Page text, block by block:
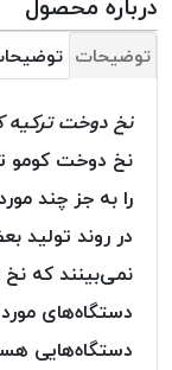
بافت
بدون
موم
KORD
نخ
توری
پلیسه
نخ
توری
پلیسه
توضیحات
نخ دوخت ترکیه
نخ دوخت کومو
را به جز چند
در روند تولید
نمی‌بینند که نخ
دستگاه‌های